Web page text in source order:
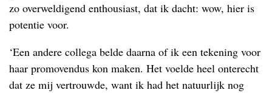
zo overweldigend enthousiast, dat ik dacht: wow, hier is
potentie voor.
‘Een andere collega belde daarna of ik een tekening voor
haar promovendus kon maken. Het voelde heel onterecht
dat ze mij vertrouwde, want ik had het natuurlijk nog